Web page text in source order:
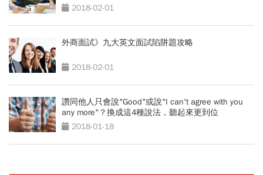
2018-02-01
外商面試》九大英文面試陷阱題攻略
2018-02-01
讚同他人只會說"Good"或說"I can't agree with you
any more"？換成這4種說法，聽起來更到位
2018-01-18